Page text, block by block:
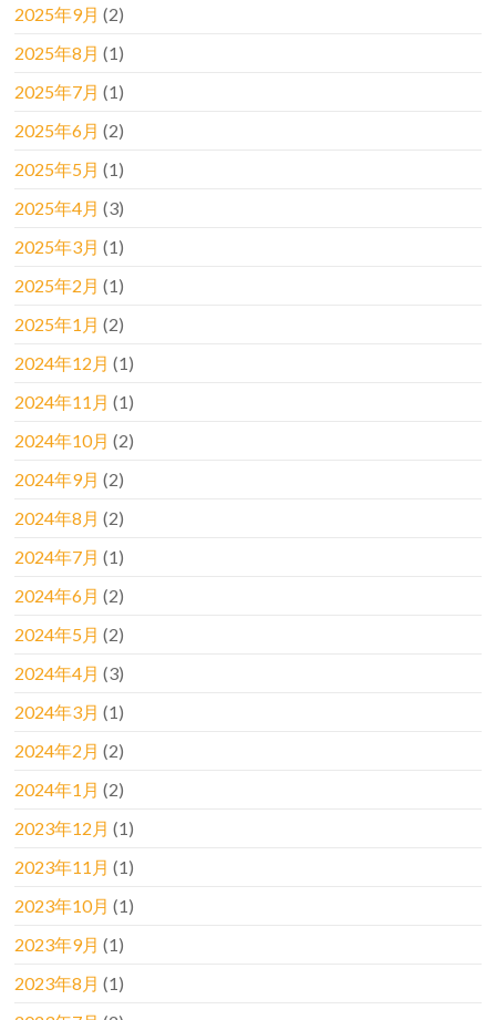
2025年9月 (2)
2025年8月 (1)
2025年7月 (1)
2025年6月 (2)
2025年5月 (1)
2025年4月 (3)
2025年3月 (1)
2025年2月 (1)
2025年1月 (2)
2024年12月 (1)
2024年11月 (1)
2024年10月 (2)
2024年9月 (2)
2024年8月 (2)
2024年7月 (1)
2024年6月 (2)
2024年5月 (2)
2024年4月 (3)
2024年3月 (1)
2024年2月 (2)
2024年1月 (2)
2023年12月 (1)
2023年11月 (1)
2023年10月 (1)
2023年9月 (1)
2023年8月 (1)